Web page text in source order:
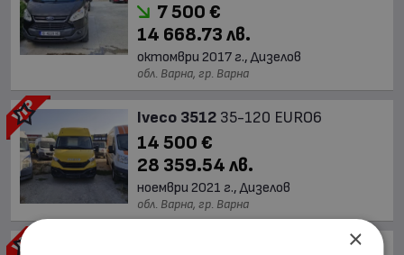
7 500 €
14 668.73 лв.
октомври 2017 г., Дизелов
обл. Варна, гр. Варна
Iveco 3512 35-120 EURO6
14 500 €
28 359.54 лв.
ноември 2021 г., Дизелов
обл. Варна, гр. Варна
×